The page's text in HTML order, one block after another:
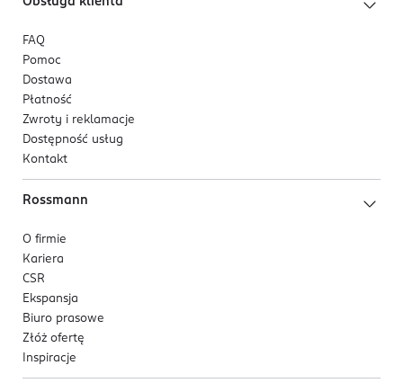
FAQ
Pomoc
Dostawa
Płatność
Zwroty i reklamacje
Dostępność usług
Kontakt
Rossmann
O firmie
Kariera
CSR
Ekspansja
Biuro prasowe
Złóż ofertę
Inspiracje